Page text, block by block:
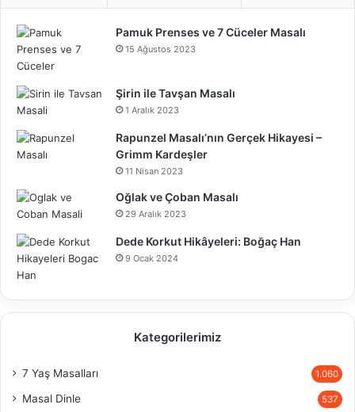
Pamuk Prenses ve 7 Cüceler Masalı
15 Ağustos 2023
Şirin ile Tavşan Masalı
1 Aralık 2023
Rapunzel Masalı’nın Gerçek Hikayesi –
Grimm Kardeşler
11 Nisan 2023
Oğlak ve Çoban Masalı
29 Aralık 2023
Dede Korkut Hikâyeleri: Boğaç Han
9 Ocak 2024
Kategorilerimiz
7 Yaş Masalları 1.060
Masal Dinle 537